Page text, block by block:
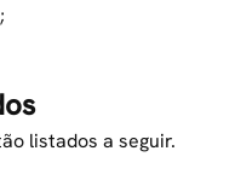
listados a seguir.